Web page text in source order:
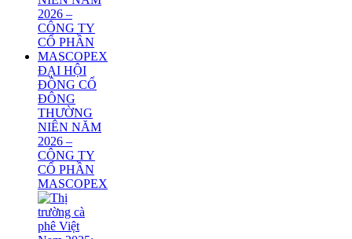
ĐẠI HỘI
ĐỒNG CỔ
ĐÔNG
THƯỜNG
NIÊN NĂM
2026 –
CÔNG TY
CỔ PHẦN
MASCOPEX